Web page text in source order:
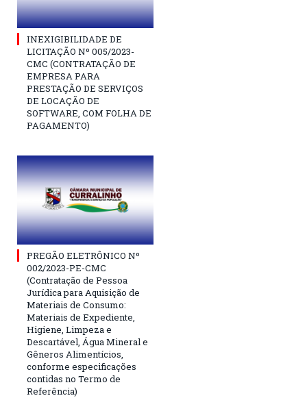
INEXIGIBILIDADE DE
LICITAÇÃO Nº 005/2023-
CMC (CONTRATAÇÃO DE
EMPRESA PARA
PRESTAÇÃO DE SERVIÇOS
DE LOCAÇÃO DE
SOFTWARE, COM FOLHA DE
PAGAMENTO)
PREGÃO ELETRÔNICO Nº
002/2023-PE-CMC
(Contratação de Pessoa
Jurídica para Aquisição de
Materiais de Consumo:
Materiais de Expediente,
Higiene, Limpeza e
Descartável, Água Mineral e
Gêneros Alimentícios,
conforme especificações
contidas no Termo de
Referência)